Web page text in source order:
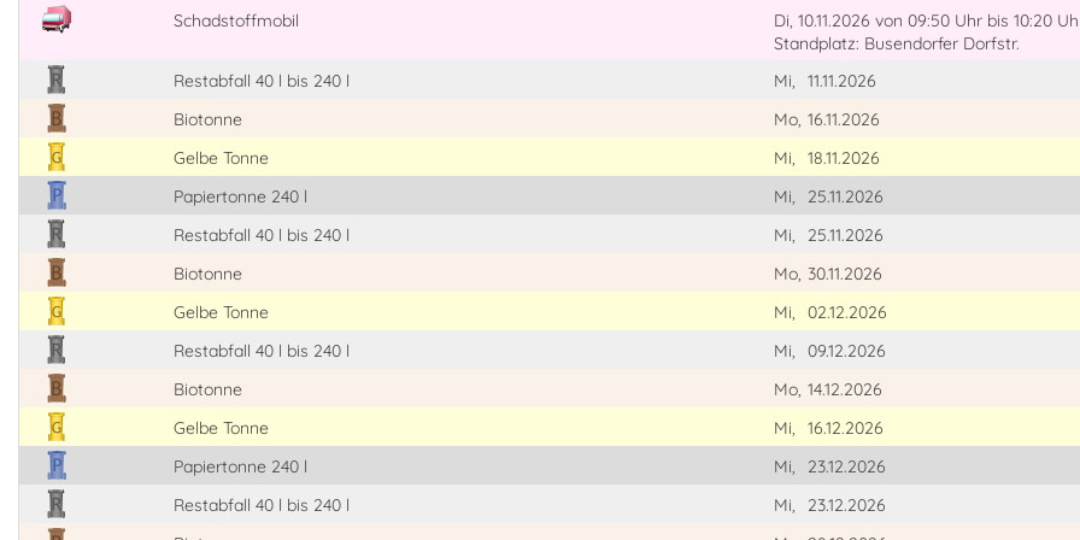
Schadstoffmobil Di, 10.11.2026 von 09:50 Uhr bis 10:20
Standplatz: Busendorfer Dorfstr.
Restabfall 40 l bis 240 l
Mi,
11.11.2026
Biotonne
Mo, 16.11.2026
Gelbe Tonne
Mi,
18.11.2026
Papiertonne 240 l
Mi,
25.11.2026
Restabfall 40 l bis 240 l
Mi,
25.11.2026
Biotonne
Mo, 30.11.2026
Gelbe Tonne
Mi,
02.12.2026
Restabfall 40 l bis 240 l
Mi,
09.12.2026
Biotonne
Mo, 14.12.2026
Gelbe Tonne
Mi,
16.12.2026
Papiertonne 240 l
Mi,
23.12.2026
Restabfall 40 l bis 240 l
Mi,
23.12.2026